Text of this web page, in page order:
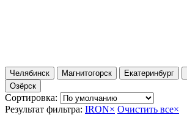
Челябинск Магнитогорск Екатеринбург
Озёрск
Сортировка:
Результат фильтра: IRON× Очистить все×